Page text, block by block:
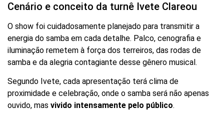
Cenário e conceito da turnê Ivete Clareou
O show foi cuidadosamente planejado para transmitir a
energia do samba em cada detalhe. Palco, cenografia e
iluminação remetem à força dos terreiros, das rodas de
samba e da alegria contagiante desse gênero musical.
Segundo Ivete, cada apresentação terá clima de
proximidade e celebração, onde o samba será não apenas
ouvido, mas vivido intensamente pelo público.